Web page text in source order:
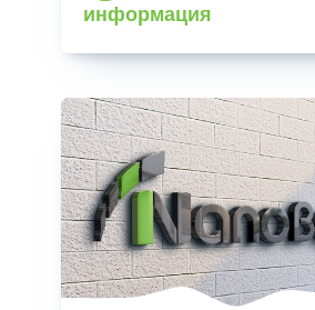
информация